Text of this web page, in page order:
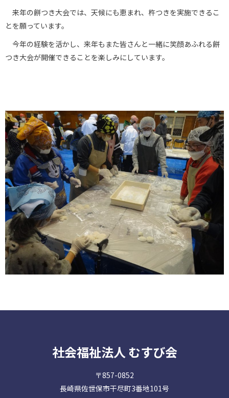
来年の餅つき大会では、天候にも恵まれ、杵つきを実施できるこ
とを願っています。
今年の経験を活かし、来年もまた皆さんと一緒に笑顔あふれる餅
つき大会が開催できることを楽しみにしています。
社会福祉法人 むすび会
〒857-0852
長崎県佐世保市干尽町3番地101号